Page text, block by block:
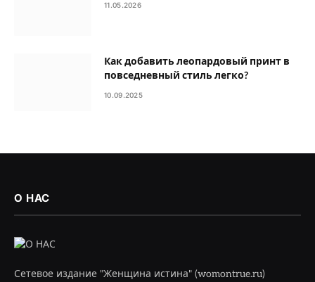
11.05.2026
Как добавить леопардовый принт в
повседневный стиль легко?
10.09.2025
О НАС
Сетевое издание "Женщина истина" (womontrue.ru)